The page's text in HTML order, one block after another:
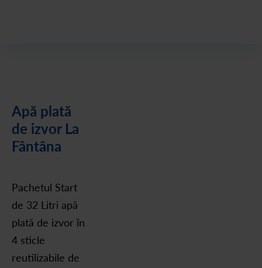
Apă plată
de izvor La
Fântâna
Pachetul Start
de 32 Litri apă
plată de izvor în
4 sticle
reutilizabile de